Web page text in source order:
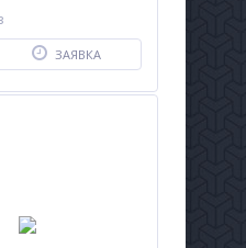
ЗАЯВКА